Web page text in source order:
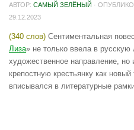
АВТОР: САМЫЙ ЗЕЛЁНЫЙ ·
29.12.2023
(340 слов) Сентиментальная
Лиза» не только ввела в русскую
художественное направление,
крепостную крестьянку как
вписывался в литературные